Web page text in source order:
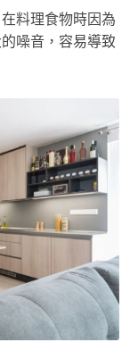
在料理食物時因為
噪音，容易導致